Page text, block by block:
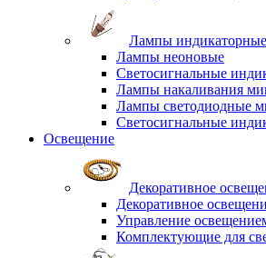
Лампы индикаторные
Лампы неоновые
Светосигнальные
Лампы накаливания
Лампы светодиодные
Светосигнальные
Освещение
Декоративное
Декоративное
Управление
Комплектующие для